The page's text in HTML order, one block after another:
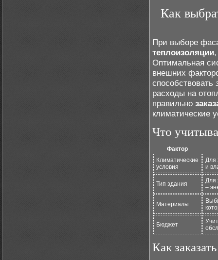
Как
При выборе
теплоизоляции
Оптимальная
внешних
способствовать
расходы на
правильно
климатические
Что
Фактор
Климатические
условия
Для
и
Тип здания
Для
–
Материалы
Бюджет
Как